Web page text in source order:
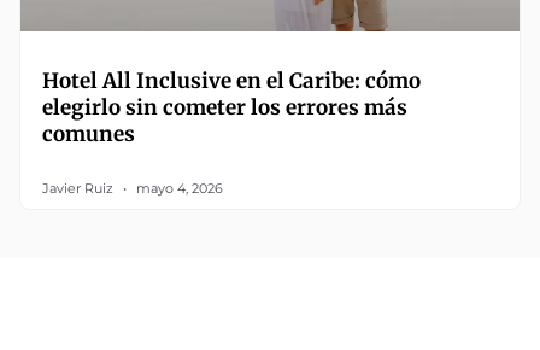
Hotel All Inclusive en el Caribe: cómo
elegirlo sin cometer los errores más
comunes
Javier Ruiz mayo 4, 2026